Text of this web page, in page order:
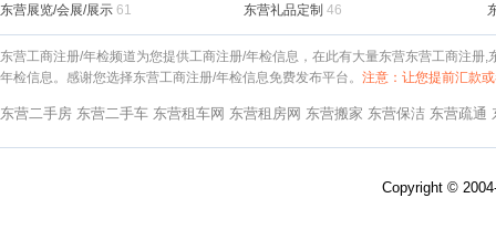
东营展览/会展/展示 61 东营礼品定制 46
东营工商注册/年检频道为您提供工商注册/年检信息，在此有大量东营东营工商注
年检信息。感谢您选择东营工商注册/年检信息免费发布平台。 注意：让您提前汇款
东营二手房 东营二手车 东营租车网 东营租房网 东营搬家 东营保洁 东营疏通
Copyright ©